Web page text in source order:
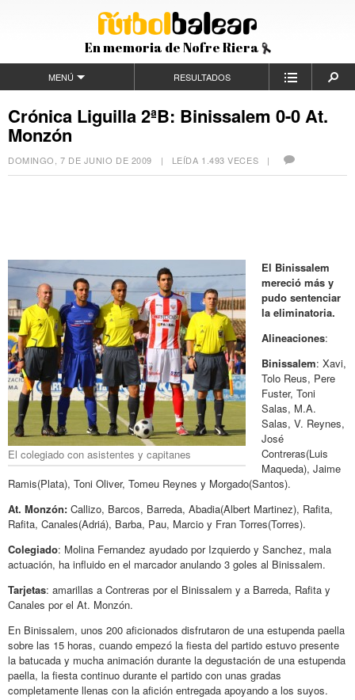
En memoria de Nofre Riera
MENÚ RESULTADOS
Crónica Liguilla 2ªB: Binissalem 0-0 At.
Monzón
DOMINGO, 7 DE JUNIO DE 2009 | LEÍDA 1.493 VECES |
El colegiado con asistentes y capitanes
El Binissalem
mereció más y
pudo sentenciar
la eliminatoria.
Alineaciones:
Binissalem: Xavi,
Tolo Reus, Pere
Fuster, Toni
Salas, M.A.
Salas, V. Reynes,
José
Contreras(Luis
Maqueda), Jaime
Ramis(Plata), Toni Oliver, Tomeu Reynes y Morgado(Santos).
At. Monzón: Callizo, Barcos, Barreda, Abadia(Albert Martinez), Rafita,
Rafita, Canales(Adriá), Barba, Pau, Marcio y Fran Torres(Torres).
Colegiado: Molina Fernandez ayudado por Izquierdo y Sanchez, mala
actuación, ha influido en el marcador anulando 3 goles al Binissalem.
Tarjetas: amarillas a Contreras por el Binissalem y a Barreda, Rafita y
Canales por el At. Monzón.
En Binissalem, unos 200 aficionados disfrutaron de una estupenda paella
sobre las 15 horas, cuando empezó la fiesta del partido estuvo presente
la batucada y mucha animación durante la degustación de una estupenda
paella, la fiesta continuo durante el partido con unas gradas
completamente llenas con la afición entregada apoyando a los suyos.